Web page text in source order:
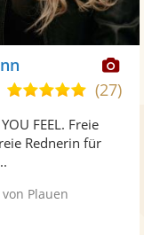
5,0
5
(27)
FEEL. Freie
Rednerin für
Plauen